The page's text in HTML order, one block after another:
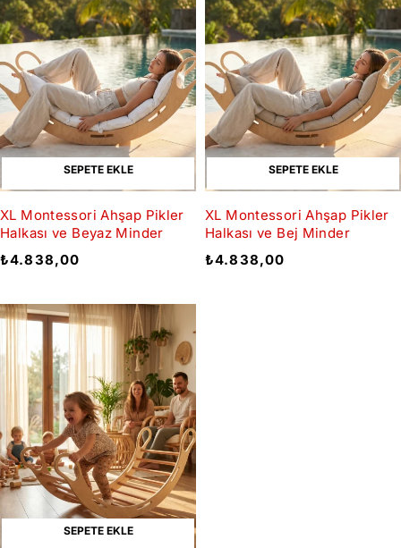
SEPETE EKLE
XL Montessori Ahşap Pikler
Halkası ve Beyaz Minder
₺4.838,00
SEPETE EKLE
XL Montessori Ahşap Pikler
Halkası ve Bej Minder
₺4.838,00
SEPETE EKLE